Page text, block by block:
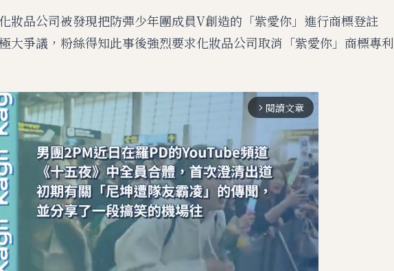
妝品公司被發現把防彈少年團成員V創造的「紫愛你」進行商標登註
大爭議，粉絲得知此事後強烈要求化妝品公司取消「紫愛你」商標專利
arrow_forward_ios 閱讀文章